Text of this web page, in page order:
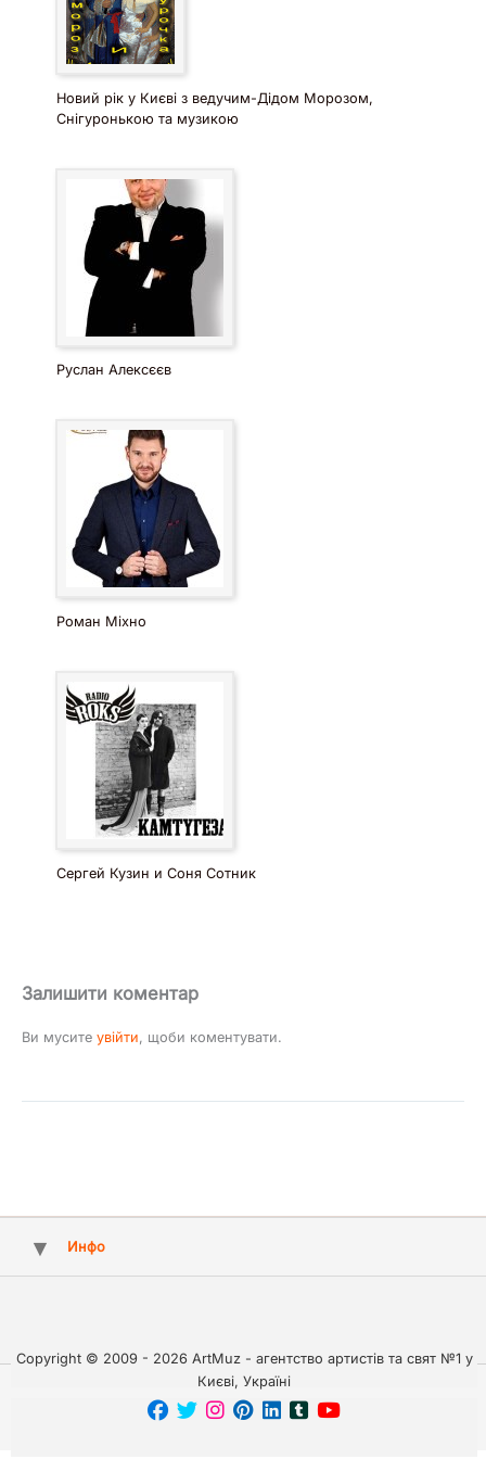
Новий рік у Києві з ведучим-Дідом Морозом,
Снігуронькою та музикою
Руслан Алексєєв
Роман Міхно
Сергей Кузин и Соня Сотник
Залишити коментар
Ви мусите увійти, щоби коментувати.
Инфо
Copyright © 2009 - 2026 ArtMuz - агентство артистів та свят №1 у
Києві, Україні